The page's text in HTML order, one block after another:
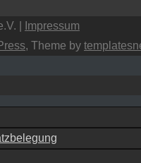
|
Impressum
, Theme by